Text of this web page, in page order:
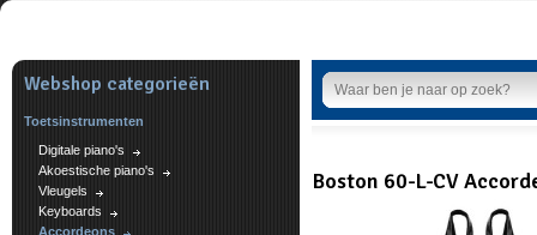
Etalage
Boston 60-L-CV
Webshop categorieën
Toetsinstrumenten
Digitale piano's
Akoestische piano's
Vleugels
Keyboards
Accordeons